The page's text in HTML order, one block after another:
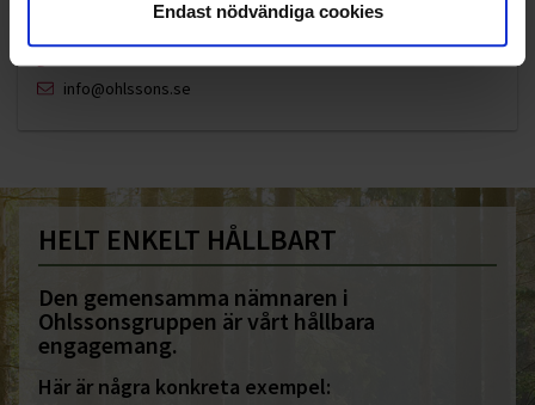
Endast nödvändiga cookies
KUNDTJÄNST
info@ohlssons.se
HELT ENKELT HÅLLBART
Den gemensamma nämnaren i
Ohlssonsgruppen är vårt hållbara
engagemang.
Här är några konkreta exempel: